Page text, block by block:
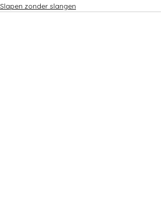
Slapen zonder slangen